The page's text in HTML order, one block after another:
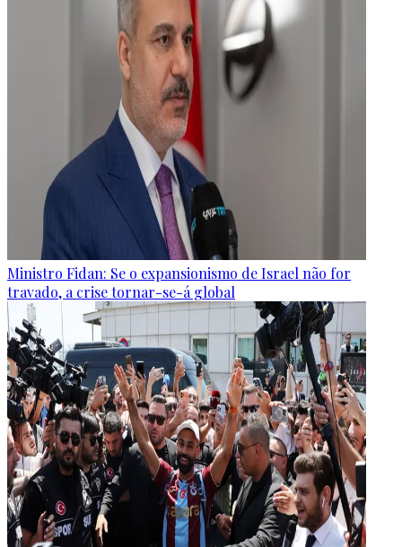
Ministro Fidan: Se o expansionismo de Israel não for
travado, a crise tornar-se-á global